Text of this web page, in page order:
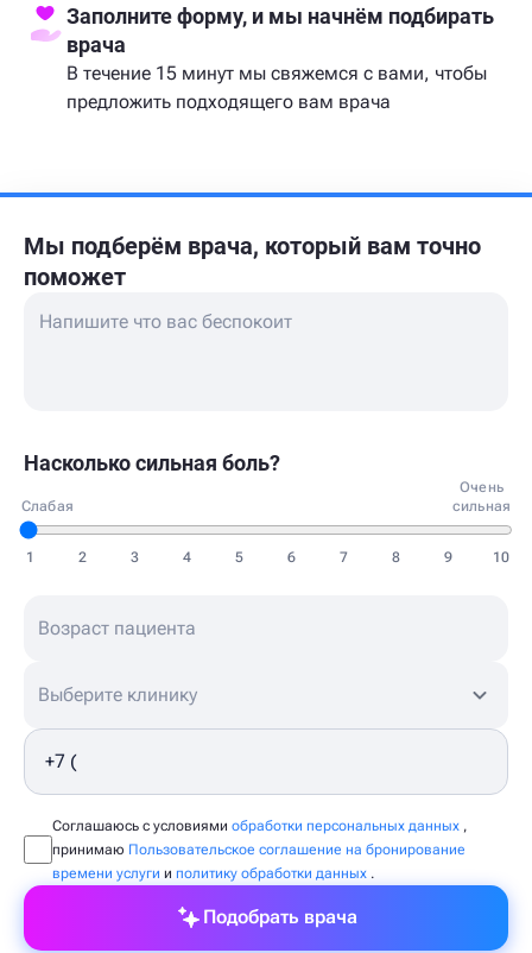
Заполните форму, и мы начнём подбирать
врача
В течение 15 минут мы свяжемся с вами, чтобы
предложить подходящего вам врача
Мы подберём врача, который вам точно
поможет
Насколько сильная боль?
Слабая
Очень
сильная
1 2 3 4 5 6 7 8 9 10
Выберите клинику
Соглашаюсь с условиями обработки персональных данных ,
принимаю Пользовательское соглашение на бронирование
времени услуги и политику обработки данных .
Подобрать врача